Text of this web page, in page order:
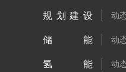
规划建设 动
储能 动
氢能 动